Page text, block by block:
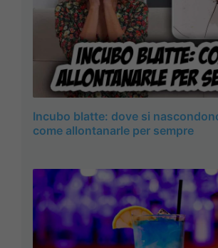
Incubo blatte: dove si
come allontanarle per sempre